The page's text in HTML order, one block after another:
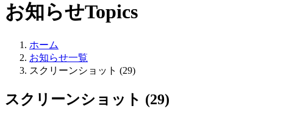
お知らせTopics
ホーム
お知らせ一覧
スクリーンショット (29)
スクリーンショット (29)